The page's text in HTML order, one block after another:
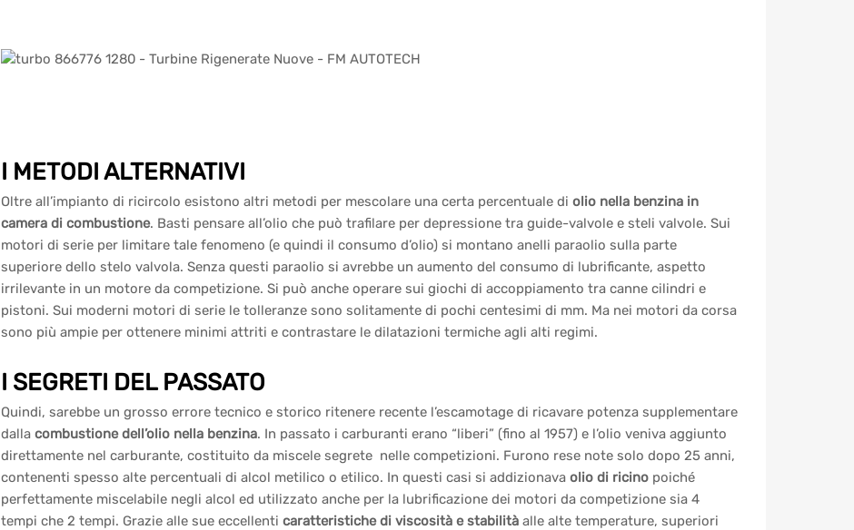
I METODI ALTERNATIVI
Oltre all’impianto di ricircolo esistono altri metodi per mescolare una certa percentuale di olio nella benzina in
camera di combustione. Basti pensare all’olio che può trafilare per depressione tra guide-valvole e steli valvole. Sui
motori di serie per limitare tale fenomeno (e quindi il consumo d’olio) si montano anelli paraolio sulla parte
superiore dello stelo valvola. Senza questi paraolio si avrebbe un aumento del consumo di lubrificante, aspetto
irrilevante in un motore da competizione. Si può anche operare sui giochi di accoppiamento tra canne cilindri e
pistoni. Sui moderni motori di serie le tolleranze sono solitamente di pochi centesimi di mm. Ma nei motori da corsa
sono più ampie per ottenere minimi attriti e contrastare le dilatazioni termiche agli alti regimi.
I SEGRETI DEL PASSATO
Quindi, sarebbe un grosso errore tecnico e storico ritenere recente l’escamotage di ricavare potenza supplementare
dalla combustione dell’olio nella benzina. In passato i carburanti erano “liberi” (fino al 1957) e l’olio veniva aggiunto
direttamente nel carburante, costituito da miscele segrete nelle competizioni. Furono rese note solo dopo 25 anni,
contenenti spesso alte percentuali di alcol metilico o etilico. In questi casi si addizionava olio di ricinopoiché
perfettamente miscelabile negli alcol ed utilizzato anche per la lubrificazione dei motori da competizione sia 4
tempi che 2 tempi. Grazie alle sue eccellenti caratteristiche di viscosità e stabilitàalle alte temperature, superiori